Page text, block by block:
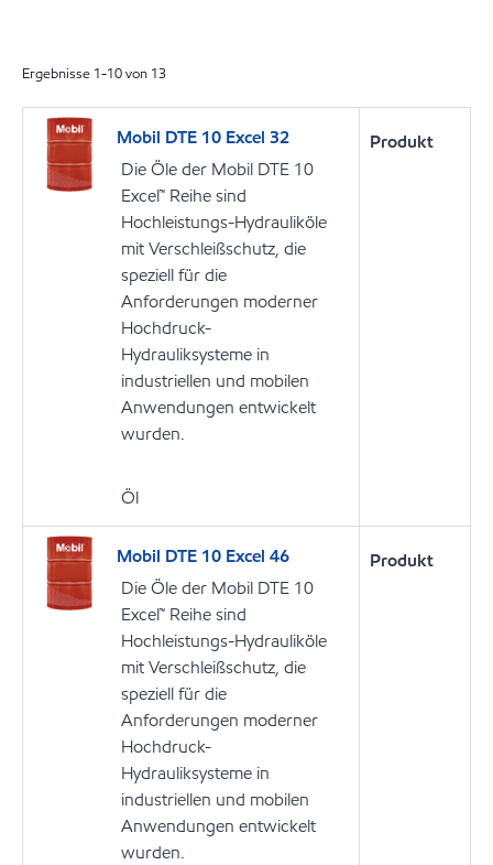
Ergebnisse 1-10von 13
Mobil DTE 10 Excel 32
Die Öle der Mobil DTE 10
Excel™ Reihe sind
Hochleistungs-Hydrauliköle
mit Verschleißschutz, die
speziell für die
Anforderungen moderner
Hochdruck-
Hydrauliksysteme in
industriellen und mobilen
Anwendungen entwickelt
wurden.
Öl
Produkt
Mobil DTE 10 Excel 46
Die Öle der Mobil DTE 10
Excel™ Reihe sind
Hochleistungs-Hydrauliköle
mit Verschleißschutz, die
speziell für die
Anforderungen moderner
Hochdruck-
Hydrauliksysteme in
industriellen und mobilen
Anwendungen entwickelt
wurden.
Produkt